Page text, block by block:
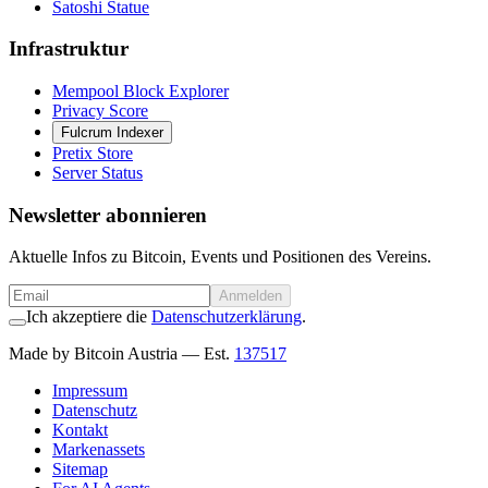
Satoshi Statue
Infrastruktur
Mempool Block Explorer
Privacy Score
Fulcrum Indexer
Pretix Store
Server Status
Newsletter abonnieren
Aktuelle Infos zu Bitcoin, Events und Positionen des Vereins.
Anmelden
Ich akzeptiere die Datenschutzerklärung.
Made by Bitcoin Austria — Est. 137517
Impressum
Datenschutz
Kontakt
Markenassets
Sitemap